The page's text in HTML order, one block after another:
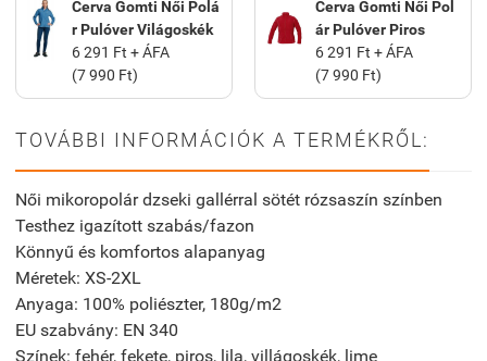
Cerva Gomti Női Polá
r Pulóver Világoskék
6 291 Ft + ÁFA
(7 990 Ft)
Cerva Gomti Női Pol
ár Pulóver Piros
6 291 Ft + ÁFA
(7 990 Ft)
TOVÁBBI INFORMÁCIÓK A TERMÉKRŐL:
Női mikoropolár dzseki gallérral sötét rózsaszín színben
Testhez igazított szabás/fazon
Könnyű és komfortos alapanyag
Méretek: XS-2XL
Anyaga: 100% poliészter, 180g/m2
EU szabvány: EN 340
Színek: fehér, fekete, piros, lila, villágoskék, lime